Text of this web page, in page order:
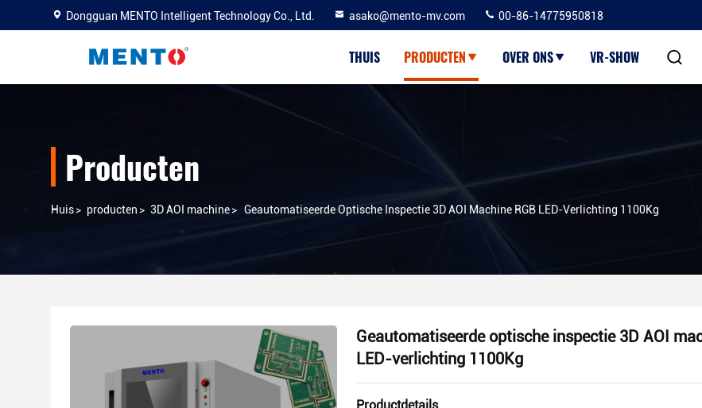
Dongguan MENTO Intelligent Technology Co., Ltd. asako@mento-mv.com 00-86-14775950818
THUIS PRODUCTEN OVER ONS VR-SHOW
Producten
Huis> producten > 3D AOI machine> Geautomatiseerde Optische Inspectie 3D AOI Machine RGB LED-Verlichting 1100Kg
Geautomatiseerde optische inspectie 3D AOI
LED-verlichting 1100Kg